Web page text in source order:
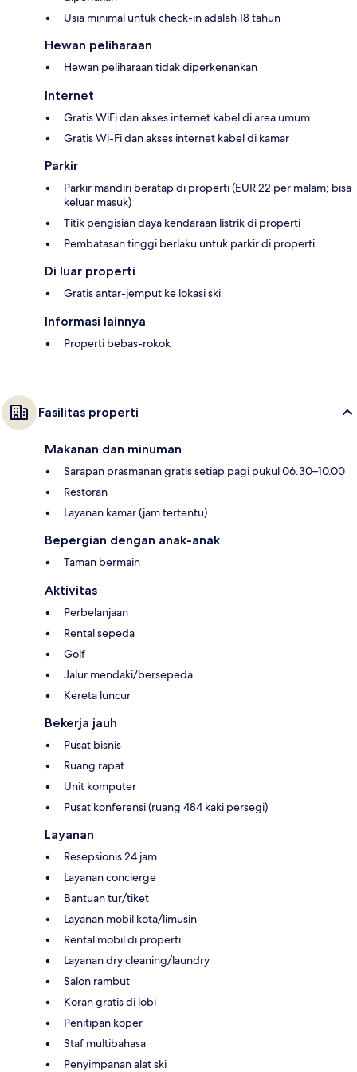
Usia minimal untuk check-in adalah 18 tahun
Hewan peliharaan
Hewan peliharaan tidak diperkenankan
Internet
Gratis WiFi dan akses internet kabel di area umum
Gratis Wi-Fi dan akses internet kabel di kamar
Parkir
Parkir mandiri beratap di properti (EUR 22 per malam; bisa
keluar masuk)
Titik pengisian daya kendaraan listrik di properti
Pembatasan tinggi berlaku untuk parkir di properti
Di luar properti
Gratis antar-jemput ke lokasi ski
Informasi lainnya
Properti bebas-rokok
Fasilitas properti
Makanan dan minuman
Sarapan prasmanan gratis setiap pagi pukul 06.30–10.00
Restoran
Layanan kamar (jam tertentu)
Bepergian dengan anak-anak
Taman bermain
Aktivitas
Perbelanjaan
Rental sepeda
Golf
Jalur mendaki/bersepeda
Kereta luncur
Bekerja jauh
Pusat bisnis
Ruang rapat
Unit komputer
Pusat konferensi (ruang 484 kaki persegi)
Layanan
Resepsionis 24 jam
Layanan concierge
Bantuan tur/tiket
Layanan mobil kota/limusin
Rental mobil di properti
Layanan dry cleaning/laundry
Salon rambut
Koran gratis di lobi
Penitipan koper
Staf multibahasa
Penyimpanan alat ski